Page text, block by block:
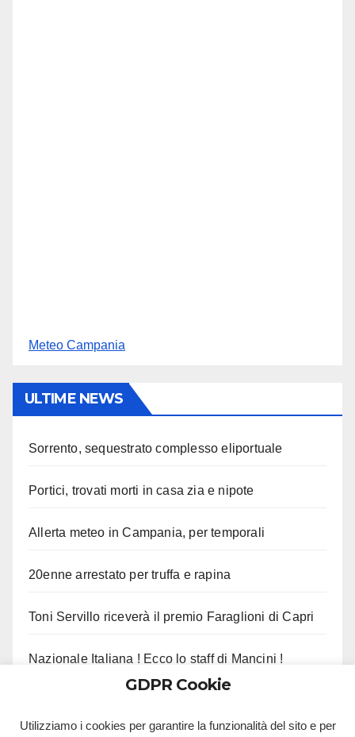
Meteo Campania
ULTIME NEWS
Sorrento, sequestrato complesso eliportuale
Portici, trovati morti in casa zia e nipote
Allerta meteo in Campania, per temporali
20enne arrestato per truffa e rapina
Toni Servillo riceverà il premio Faraglioni di Capri
Nazionale Italiana ! Ecco lo staff di Mancini !
GDPR Cookie
Utilizziamo i cookies per garantire la funzionalità del sito e per